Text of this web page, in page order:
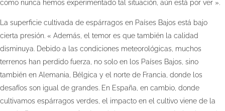
como nunca hemos experimentado tal situación, aún está por ver ».
La superficie cultivada de espárragos en Países Bajos está bajo
cierta presión. « Además, el temor es que también la calidad
disminuya. Debido a las condiciones meteorológicas, muchos
terrenos han perdido fuerza, no solo en los Países Bajos, sino
también en Alemania, Bélgica y el norte de Francia, donde los
desafíos son igual de grandes. En España, en cambio, donde
cultivamos espárragos verdes, el impacto en el cultivo viene de la